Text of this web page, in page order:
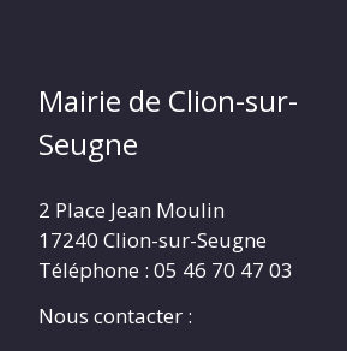
Mairie de Clion-sur-
Seugne
2 Place Jean Moulin
17240 Clion-sur-Seugne
Téléphone : 05 46 70 47 03
Nous contacter :